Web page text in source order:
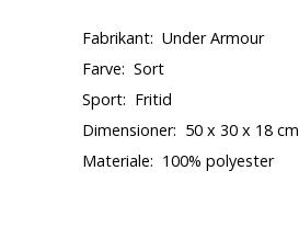
Fabrikant: Under Armour
Farve: Sort
Sport: Fritid
Dimensioner: 50 x 30 x 18 cm
Materiale: 100% polyester